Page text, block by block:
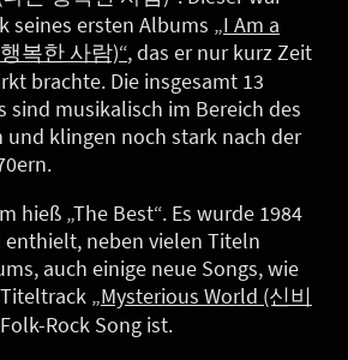
seines ersten Albums „I Am a
복한 사람)“, das er nur kurz Zeit
brachte. Die insgesamt 13
sind musikalisch im Bereich des
und klingen noch stark nach der
hieß „The Best“. Es wurde 1984
neben vielen Titeln
auch einige neue Songs, wie
„Mysterious World (신비
Rock Song ist.